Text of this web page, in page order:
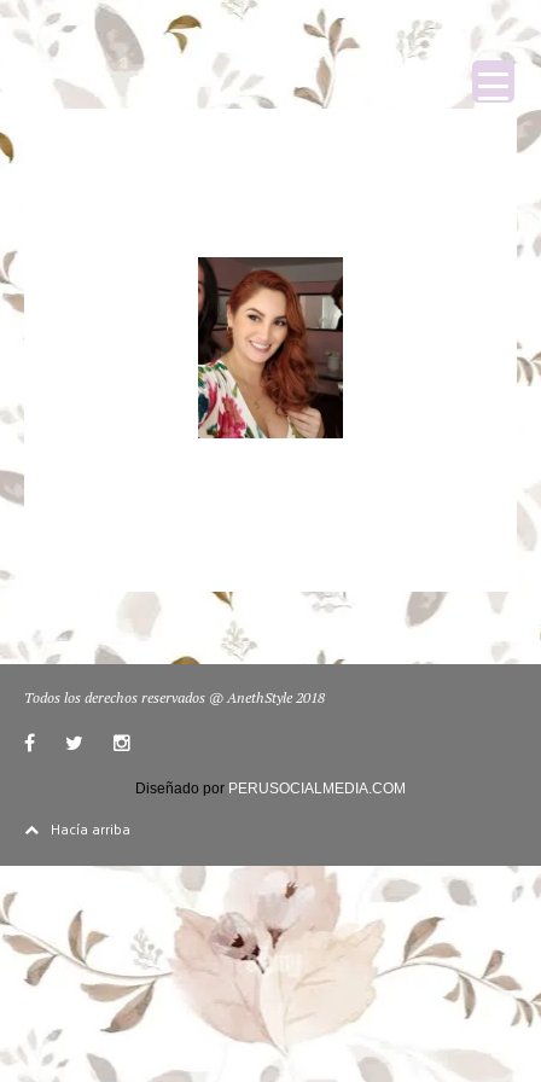
Todos los derechos reservados @ AnethStyle 2018
Diseñado por PERUSOCIALMEDIA.COM
Hacía arriba